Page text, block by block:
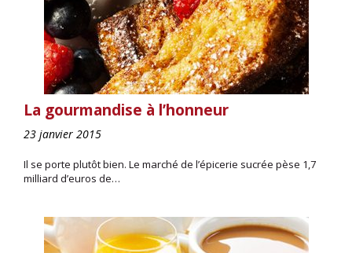
La gourmandise à l’honneur
23 janvier 2015
Il se porte plutôt bien. Le marché de l’épicerie sucrée pèse 1,7
milliard d’euros de…